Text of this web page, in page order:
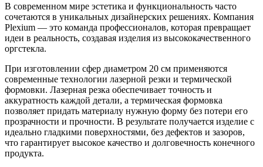
В современном мире эстетика и функциональность часто
сочетаются в уникальных дизайнерских решениях. Компания
Plexium — это команда профессионалов, которая превращает
идеи в реальность, создавая изделия из высококачественного
оргстекла.
При изготовлении сфер диаметром 20 см применяются
современные технологии лазерной резки и термической
формовки. Лазерная резка обеспечивает точность и
аккуратность каждой детали, а термическая формовка
позволяет придать материалу нужную форму без потери его
прозрачности и прочности. В результате получается изделие с
идеально гладкими поверхностями, без дефектов и зазоров,
что гарантирует высокое качество и долговечность конечного
продукта.